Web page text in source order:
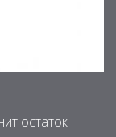
остаток